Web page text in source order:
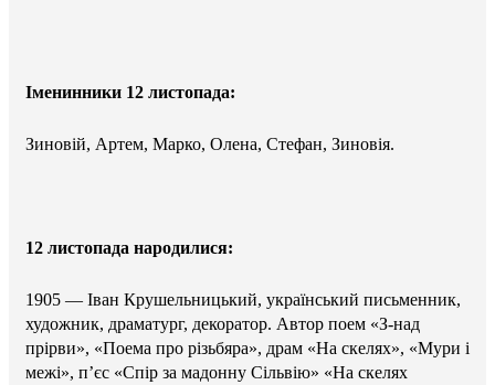
Іменинники 12 листопада:
Зиновій, Артем, Марко, Олена, Стефан, Зиновія.
12 листопада народилися:
1905 — Іван Крушельницький, український письменник,
художник, драматург, декоратор. Автор поем «З-над
прірви», «Поема про різьбяра», драм «На скелях», «Мури і
межі», п’єс «Спір за мадонну Сільвію» «На скелях